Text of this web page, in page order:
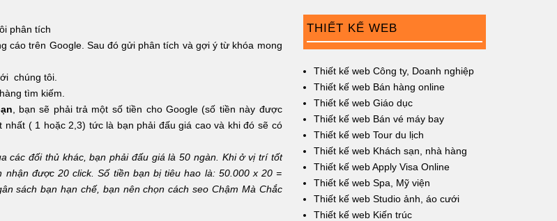
phân tích
cáo trên Google. Sau đó gửi phân tích và gợi ý từ khóa mong
chúng tôi.
tìm kiếm.
, bạn sẽ phải trả một số tiền cho Google (số tiền này được
( 1 hoặc 2,3) tức là bạn phải đấu giá cao và khi đó sẽ có
các đối thủ khác, bạn phải đấu giá là 50 ngàn. Khi ở vị trí tốt
được 20 click. Số tiền bạn bị tiêu hao là: 50.000 x 20 =
sách bạn hạn chế, bạn nên chọn cách seo Chậm Mà Chắc
THIẾT KẾ WEB
Thiết kế web Công ty, Doanh nghiệp
Thiết kế web Bán hàng online
Thiết kế web Giáo dục
Thiết kế web Bán vé máy bay
Thiết kế web Tour du lịch
Thiết kế web Khách sạn, nhà hàng
Thiết kế web Apply Visa Online
Thiết kế web Spa, Mỹ viện
Thiết kế web Studio ảnh, áo cưới
Thiết kế web Kiến trúc